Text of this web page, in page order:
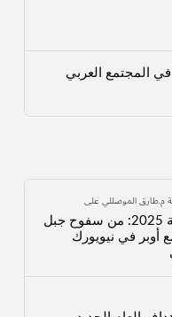
في المجتمع العربي
على
تجاربي الشخصية ورحلاتي لسنة 2025: من سفوح جبل
أوبر في نيويورك